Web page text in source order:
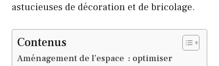
astucieuses de décoration et de bricolage.
Contenus
Aménagement de l’espace : optimiser